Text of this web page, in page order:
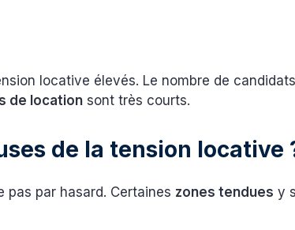
locative élevés. Le nombre de
de location sont très courts.
de la tension locative
pas par hasard. Certaines zones tendues y